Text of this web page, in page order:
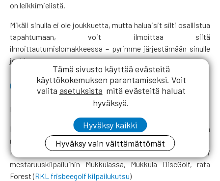
on leikkimielistä.
Mikäli sinulla ei ole joukkuetta, mutta haluaisit silti osallistua
tapahtumaan, voit ilmoittaa siitä
ilmoittautumislomakkeessa – pyrimme järjestämään sinulle
joukkueen.
Ohjelma
Pe 7.6.2024
Klo 16-20 Omatoiminen saapuminen ja check-in
majoitukseen
Klo 18 Mahdollisuus osallistua RKL:n frisbeegolf
mestaruuskilpailuihin Mukkulassa, Mukkula DiscGolf, rata
Forest (RKL frisbeegolf kilpailukutsu)
Tämä sivusto käyttää evästeitä
käyttökokemuksen parantamiseksi. Voit
valita asetuksista mitä evästeitä haluat
hyväksyä.
Hyväksy kaikki
Hyväksy vain välttämättömät